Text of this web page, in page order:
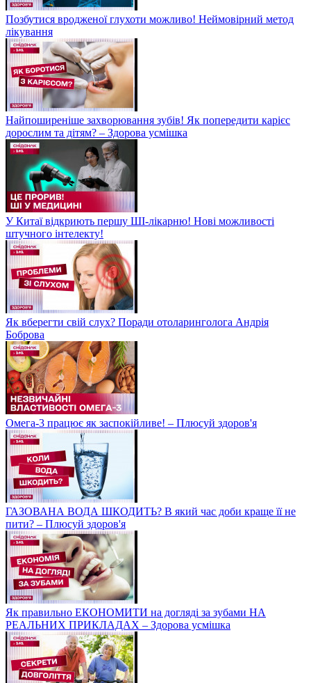
Позбутися вродженої глухоти можливо! Неймовірний метод
лікування
Найпоширеніше захворювання зубів! Як попередити карієс
дорослим та дітям? – Здорова усмішка
У Китаї відкриють першу ШІ-лікарню! Нові можливості
штучного інтелекту!
Як вберегти свій слух? Поради отоларинголога Андрія
Боброва
Омега-3 працює як заспокійливе! – Плюсуй здоров'я
ГАЗОВАНА ВОДА ШКОДИТЬ? В який час доби краще її не
пити? – Плюсуй здоров'я
Як правильно ЕКОНОМИТИ на догляді за зубами НА
РЕАЛЬНИХ ПРИКЛАДАХ – Здорова усмішка